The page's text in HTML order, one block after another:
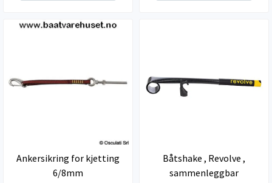
Ankersikring for kjetting
6/8mm
Båtshake , Revolve ,
sammenleggbar